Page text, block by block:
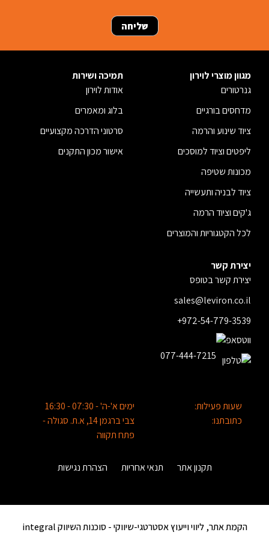
מגוון מוצרי לוירון
גנרטורים
מדחסים בורגיים
ציוד שינוע והרמה
ליפטים וציוד למוסכים
מכונות שטיפה
ציוד לבניה ותעשייה
ג'קים וציוד הרמה
לכל הקטגוריות והמוצרים
תמיכה ושירות
אודות לוירון
בלוג ומאמרים
סרטוני הדרכה מקצועיים
אישור מכון התקנים
יצירת קשר
יצירת קשר בטופס
sales@leviron.co.il
+972-54-779-3539
077-444-7215
שעות פעילות:
ימים א'-ה' - 07:30 - 16:30
כתובתנו:
צבי ברגמן 14, א.ת. סגולה -
פתח תקווה
תקנון אתר תנאי אחריות הצהרת נגישות
הקמת אתר, ליווי וייעוץ אסטרטגי-שיווקי -סוכנות השיווק integral